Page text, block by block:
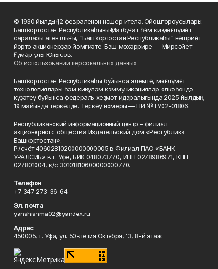
© 1930 йылдың 12 февраленән нәшер ителә. Ойоштороусылары:
Башҡортостан Республикаһының Матбуғат һәм киң мәғлүмәт
саралары агентлығы, "Башҡортостан Республикаһы" нәшриәт
йорто акционерҙар йәмғиәте. Баш мөхәррире — Мирсәйет
Ғүмәр улы Юнысов.
Об использовании персональных данных
Башҡортостан Республикаһы буйынса элемтә, мәғлүмәт
технологиялары һәм киңкүләм коммуникациялар өлкәһендә
күҙәтеү буйынса федераль хеҙмәт идаралығында 2025 йылдың
19 майында теркәлде. Теркәү номеры — ПИ №ТУ02-01806.
Республиканский информационный центр – филиал
акционерного общества Издательский дом «Республика
Башкортостан».
Р./счёт 40602810200000000005 в Филиал ПАО «БАНК
УРАЛСИБ» в г. Уфе, БИК 048073770, ИНН 0278986971, КПП
027801004, к/с 30101810600000000770.
Телефон
+7 347 273-36-64.
Эл. почта
yanshishma02@yandex.ru
Адрес
450005, г. Уфа, ул. 50-летия Октября, 13, 8-й этаж